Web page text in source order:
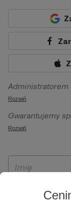
Administratorem
sp. z o.o. z
092 Warszawa.
szczególności w
Patronite.pl, w
otrzymywania
Rozwiń
Gwarantujemy
wynikających z
ich
wyrażenia
osobowych.
Rozwiń